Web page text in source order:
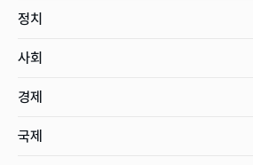
정치
사회
경제
국제